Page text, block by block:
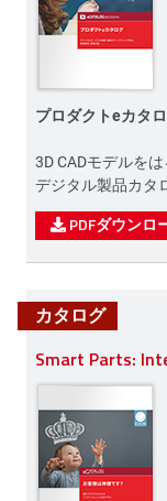
プロダクトeカタ
3D CADモデルを
デジタル製品カタ
PDFダウンロ
カタログ
Smart Parts: